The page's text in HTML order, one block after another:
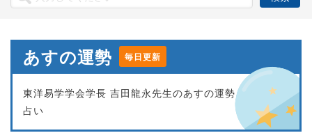
あすの運勢 毎日更新
東洋易学学会学長 吉田龍永先生のあすの運勢
占い